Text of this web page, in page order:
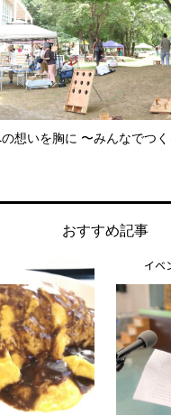
想いを胸に 〜みんなでつ
おすすめ記事
イベ